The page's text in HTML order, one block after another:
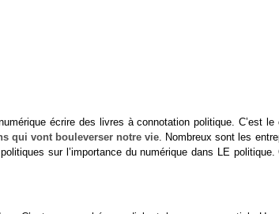
écrire des livres à connotation politique. C’est
qui vont bouleverser notre vie . Nombreux sont les
sur l’importance du numérique dans LE